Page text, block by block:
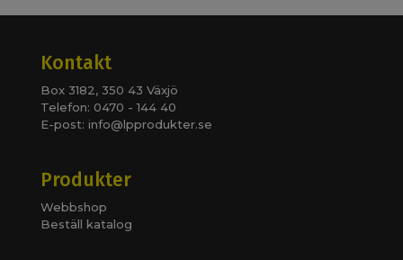
Kontakt
Box 3182, 350 43 Växjö
Telefon: 0470 - 144 40
E-post: info@lpprodukter.se
Produkter
Webbshop
Beställ katalog